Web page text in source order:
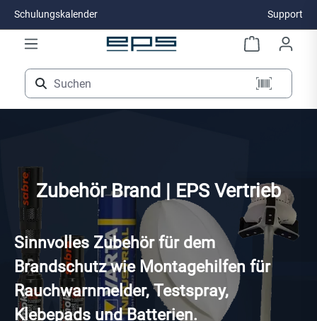
Zum Hauptinhalt springen
Schulungskalender Support
Zubehör Brand | EPS Vertrieb
Sinnvolles Zubehör für dem
Brandschutz wie Montagehilfen für
Rauchwarnmelder, Testspray,
Klebepads und Batterien.